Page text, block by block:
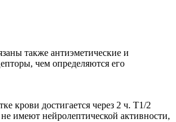
также антиэметические и
чем определяются его
крови достигается через 2 ч. T1/2
имеют нейролептической активности,